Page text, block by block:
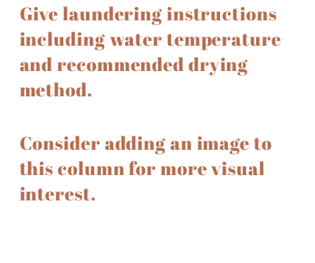
Give laundering instructions
including water temperature
and recommended drying
method.
Consider adding an image to
this column for more visual
interest.